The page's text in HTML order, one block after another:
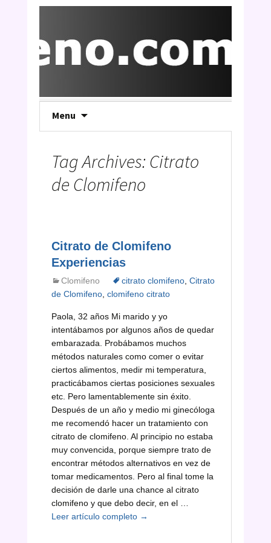
Menu
Tag Archives: Citrato
de Clomifeno
Citrato de Clomifeno
Experiencias
Clomifeno citrato clomifeno, Citrato
de Clomifeno, clomifeno citrato
Paola, 32 años Mi marido y yo
intentábamos por algunos años de quedar
embarazada. Probábamos muchos
métodos naturales como comer o evitar
ciertos alimentos, medir mi temperatura,
practicábamos ciertas posiciones sexuales
etc. Pero lamentablemente sin éxito.
Después de un año y medio mi ginecóloga
me recomendó hacer un tratamiento con
citrato de clomifeno. Al principio no estaba
muy convencida, porque siempre trato de
encontrar métodos alternativos en vez de
tomar medicamentos. Pero al final tome la
decisión de darle una chance al citrato
clomifeno y que debo decir, en el …
Leer artículo completoCitrato
→